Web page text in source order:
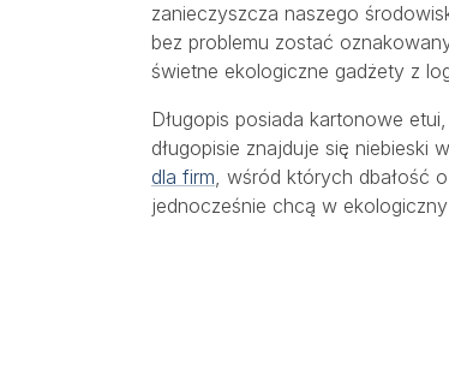
zanieczyszcza naszego
bez problemu zostać
świetne ekologiczne gadżety z
Długopis posiada kartonowe
długopisie znajduje się niebieski
dla firm, wśród których dbałość
jednocześnie chcą w